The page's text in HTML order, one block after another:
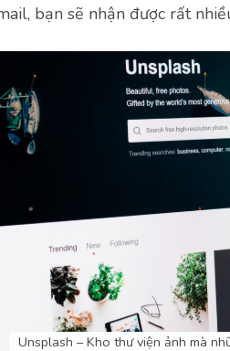
bạn sẽ nhận được rất
Unsplash – Kho thư viện ảnh mà